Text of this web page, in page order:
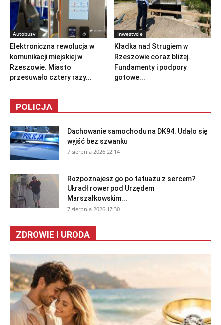
Autobusy
Elektroniczna rewolucja w
komunikacji miejskiej w
Rzeszowie. Miasto
przesuwało cztery razy...
Inwestycje
Kładka nad Strugiem w
Rzeszowie coraz bliżej.
Fundamenty i podpory
gotowe...
POLICJA
Dachowanie samochodu na DK94. Udało się
wyjść bez szwanku
7 sierpnia 2026 22:14
Rozpoznajesz go po tatuażu z sercem?
Ukradł rower pod Urzędem
Marszałkowskim...
7 sierpnia 2026 17:30
ZDROWIE I URODA